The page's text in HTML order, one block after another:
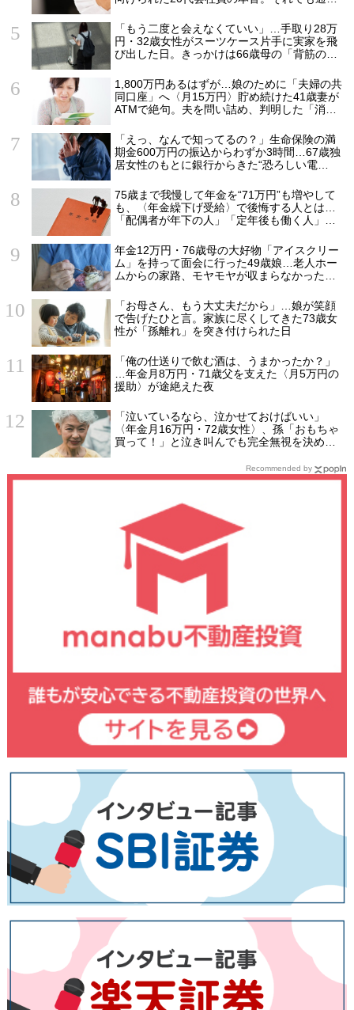
「もう二度と会えなくていい」…手取り28万
円・32歳女性がスーツケース片手に実家を飛
び出した日。きっかけは66歳母の「背筋の凍
1,800万円あるはずが…娘のために「夫婦の共
同口座」へ〈月15万円〉貯め続けた41歳妻が
ATMで絶句。夫を問い詰め、判明した「消え
「えっ、なんで知ってるの？」生命保険の満
期金600万円の振込からわずか3時間…67歳独
居女性のもとに銀行からきた“恐ろしい電
75歳まで我慢して年金を“71万円”も増やして
も、〈年金繰下げ受給〉で後悔する人とは…
「配偶者が年下の人」「定年後も働く人」
説】
年金12万円・76歳母の大好物「アイスクリー
ム」を持って面会に行った49歳娘…老人ホー
ムからの家路、モヤモヤが収まらなかったワ
「お母さん、もう大丈夫だから」…娘が笑顔
で告げたひと言。家族に尽くしてきた73歳女
性が「孫離れ」を突き付けられた日
「俺の仕送りで飲む酒は、うまかったか？」
…年金月8万円・71歳父を支えた〈月5万円の
援助〉が途絶えた夜
「泣いているなら、泣かせておけばいい」
〈年金月16万円・72歳女性〉、孫「おもちゃ
買って！」と泣き叫んでも完全無視を決め込
Recommended by